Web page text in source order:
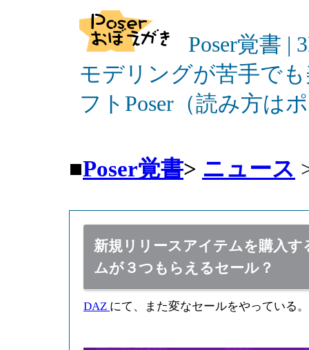
Poser覚書 |
モデリングが苦手で
フトPoser（読み方は
■Poser覚書> ニュース
新規リリースアイテムを購入
ムが３つもらえるセール？
DAZ にて、また変なセールをやっている。